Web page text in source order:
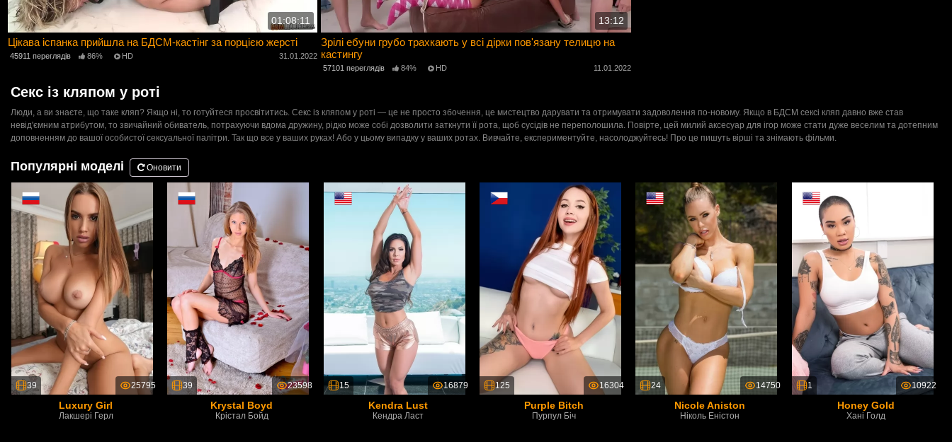
01:08:11
Цікава іспанка прийшла на БДСМ-кастінг за порцією жерсті
45911 переглядів 86% HD 31.01.2022
13:12
Зрілі ебуни грубо трахкають у всі дірки пов'язану телицю на
кастингу
57101 переглядів 84% HD 11.01.2022
Секс із кляпом у роті
Люди, а ви знаєте, що таке кляп? Якщо ні, то готуйтеся просвітитись. Секс із кляпом у роті — це не просто збочення, це мистецтво дарувати та отримувати задоволення по-новому. Якщо в БДСМ сексі кляп давно вже став
невід'ємним атрибутом, то звичайний обиватель, потрахуючи вдома дружину, рідко може собі дозволити заткнути її рота, щоб сусідів не переполошила. Повірте, цей милий аксесуар для ігор може стати дуже веселим та дотепним
доповненням до вашої особистої сексуальної палітри. Так що все у ваших руках! Або у цьому випадку у ваших ротах. Вивчайте, експериментуйте, насолоджуйтесь! Про це пишуть вірші та знімають фільми.
Популярні моделі Оновити
39 25795
Luxury Girl
Лакшері Герл
39 23598
Krystal Boyd
Крістал Бойд
15 16879
Kendra Lust
Кендра Ласт
125 16304
Purple Bitch
Пурпул Біч
24 14750
Nicole Aniston
Ніколь Еністон
1 10922
Honey Gold
Хані Голд